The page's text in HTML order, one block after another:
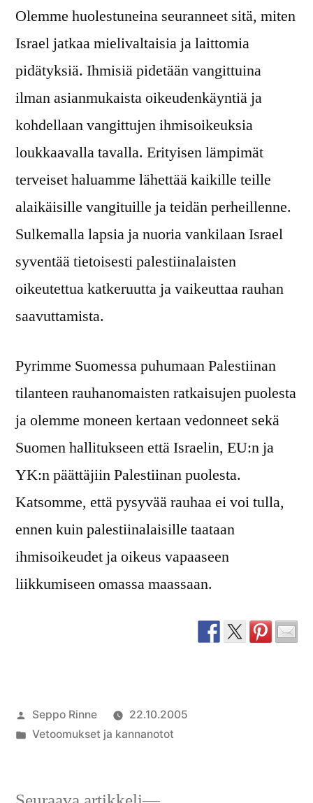
Olemme huolestuneina seuranneet sitä, miten
Israel jatkaa mielivaltaisia ja laittomia
pidätyksiä. Ihmisiä pidetään vangittuina
ilman asianmukaista oikeudenkäyntiä ja
kohdellaan vangittujen ihmisoikeuksia
loukkaavalla tavalla. Erityisen lämpimät
terveiset haluamme lähettää kaikille teille
alaikäisille vangituille ja teidän perheillenne.
Sulkemalla lapsia ja nuoria vankilaan Israel
syventää tietoisesti palestiinalaisten
oikeutettua katkeruutta ja vaikeuttaa rauhan
saavuttamista.
Pyrimme Suomessa puhumaan Palestiinan
tilanteen rauhanomaisten ratkaisujen puolesta
ja olemme moneen kertaan vedonneet sekä
Suomen hallitukseen että Israelin, EU:n ja
YK:n päättäjiin Palestiinan puolesta.
Katsomme, että pysyvää rauhaa ei voi tulla,
ennen kuin palestiinalaisille taataan
ihmisoikeudet ja oikeus vapaaseen
liikkumiseen omassa maassaan.
Artikkelin
julkaisija
Seppo Rinne
22.10.2005
Julkaistu
Vetoomukset ja kannanotot